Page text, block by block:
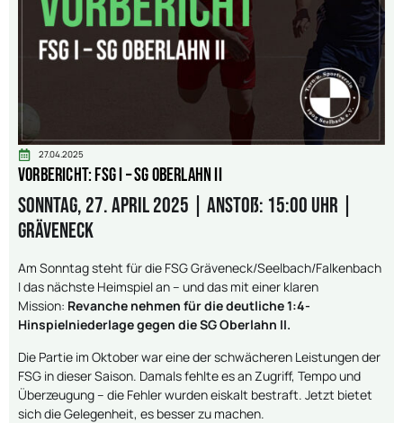
27.04.2025
Vorbericht: FSG I – SG Oberlahn II
Sonntag, 27. April 2025 | Anstoß: 15:00 Uhr |
Gräveneck
Am Sonntag steht für die FSG Gräveneck/Seelbach/Falkenbach
I das nächste Heimspiel an – und das mit einer klaren
Mission: Revanche nehmen für die deutliche 1:4-
Hinspielniederlage gegen die SG Oberlahn II.
Die Partie im Oktober war eine der schwächeren Leistungen der
FSG in dieser Saison. Damals fehlte es an Zugriff, Tempo und
Überzeugung – die Fehler wurden eiskalt bestraft. Jetzt bietet
sich die Gelegenheit, es besser zu machen.